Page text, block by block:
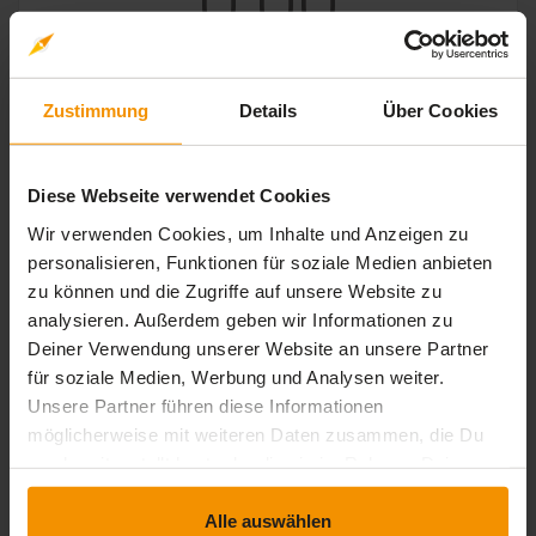
Zustimmung Details Über Cookies
Diese Webseite verwendet Cookies
Wir verwenden Cookies, um Inhalte und Anzeigen zu
personalisieren, Funktionen für soziale Medien anbieten
zu können und die Zugriffe auf unsere Website zu
analysieren. Außerdem geben wir Informationen zu
Deiner Verwendung unserer Website an unsere Partner
für soziale Medien, Werbung und Analysen weiter.
Unsere Partner führen diese Informationen
möglicherweise mit weiteren Daten zusammen, die Du
Nutzung der Dienste gesammelt haben.
Alle auswählen
5 0
Bewertungen
4stars: 0
Bewertungen
3stars: 0
Bewertungen
2stars: 0
Bewertungen
1stars: 0
Bewertungen
Rezensionen